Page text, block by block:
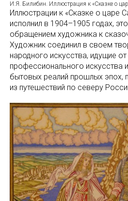
И.Я. Билибин. Иллюстрация к «Сказке о
Иллюстрации к «Сказке о царе
исполнил в 1904–1905 годах,
обращением художника к
Художник соединил в своем
народного искусства, идущие
профессионального искусства
бытовых реалий прошлых эпох,
из путешествий по северу